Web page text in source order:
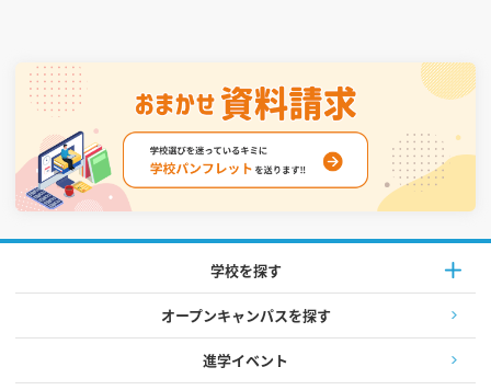
学校を探す
オープンキャンパスを探す
進学イベント